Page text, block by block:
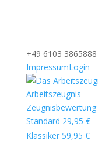
+49 6103 3865888
ImpressumLogin
Arbeitszeugnis
Zeugnisbewertung
Standard 29,95 €
Klassiker 59,95 €